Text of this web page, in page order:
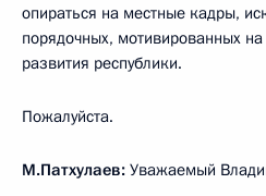
опираться на местные кадры,
порядочных, мотивированных
развития республики.
Пожалуйста.
М.Патхулаев: Уважаемый